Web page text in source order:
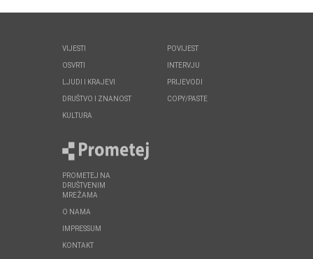
VIJESTI
OSVRTI
LJUDI I KRAJEVI
DRUŠTVO I ZNANOST
KULTURA
POVIJEST
INTERVJU
PRIJEVODI
COPY/PASTE
PROMETEJ NA
DRUŠTVENIM
MREŽAMA
O NAMA
IMPRESSUM
KONTAKT